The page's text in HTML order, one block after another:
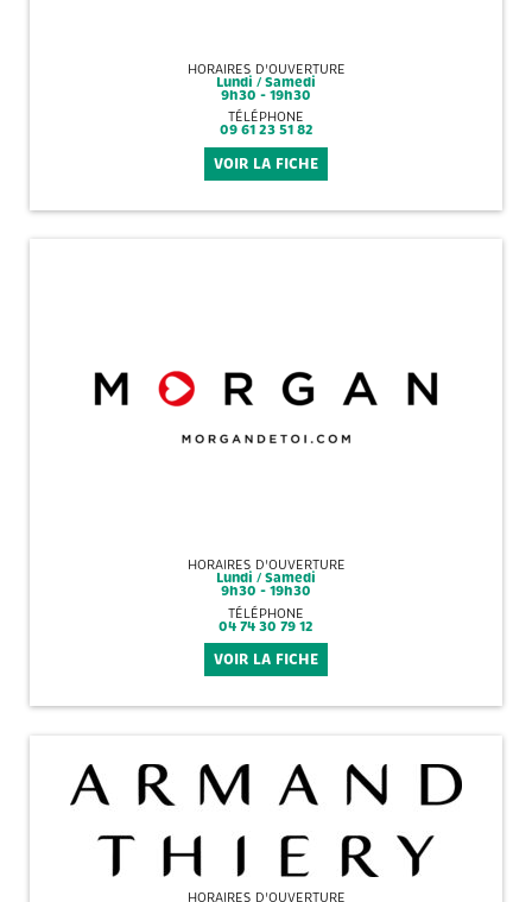
HORAIRES D'OUVERTURE
Lundi / Samedi
9h30 - 19h30
TÉLÉPHONE
09 61 23 51 82
VOIR LA FICHE
HORAIRES D'OUVERTURE
Lundi / Samedi
9h30 - 19h30
TÉLÉPHONE
04 74 30 79 12
VOIR LA FICHE
HORAIRES D'OUVERTURE